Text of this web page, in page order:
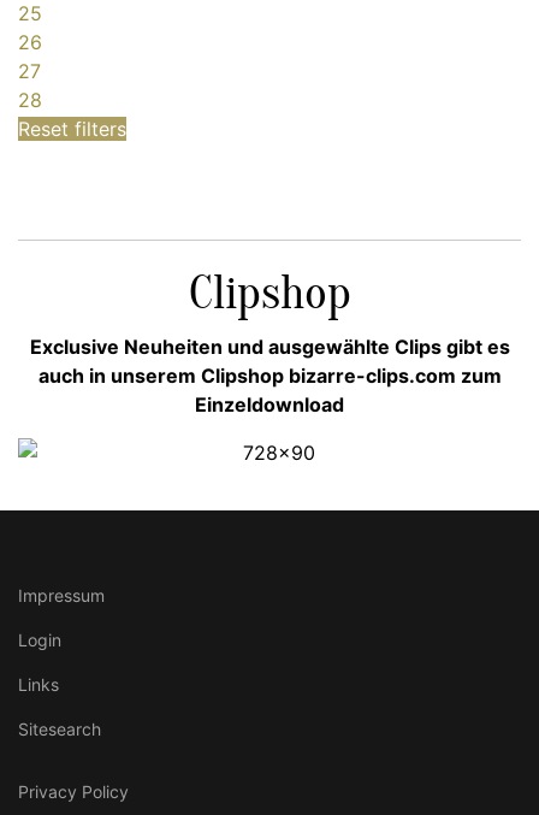
25
26
27
28
Reset filters
Clipshop
Exclusive Neuheiten und ausgewählte Clips gibt es
auch in unserem Clipshop bizarre-clips.com zum
Einzeldownload
Impressum
Login
Links
Sitesearch
Privacy Policy